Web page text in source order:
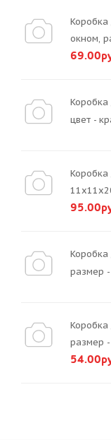
окном,
Коробка
цвет -
размер
размер -